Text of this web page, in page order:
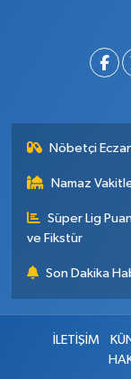
Nöbetçi
Namaz
Süper Lig
ve Fikstür
Son Dakika
İLETİŞİM